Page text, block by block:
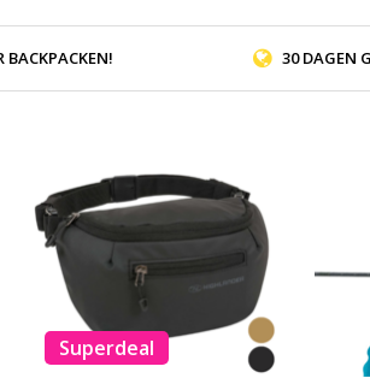
BACKPACKEN! 30 DAGEN
Superdeal